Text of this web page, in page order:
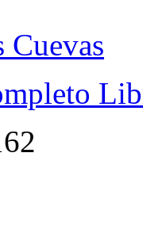
Cuevas